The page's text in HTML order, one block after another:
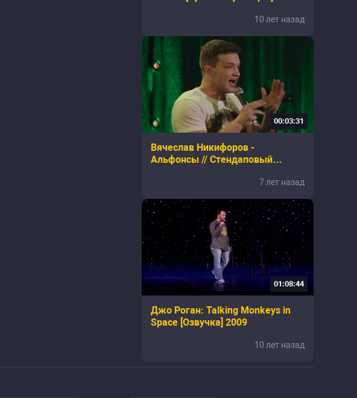
10 лет назад
00:03:31
Вячеслав Никифоров -
Альфонсы // Стендаповый
7 лет назад
01:08:44
Джо Роган: Talking Monkeys in
Space [Озвучка] 2009
10 лет назад